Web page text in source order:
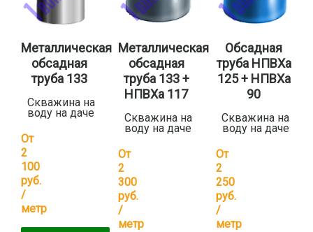
Металлическая
обсадная
труба 133
Скважина на
воду на даче
От
2
100
руб.
/
метр
Металлическая
обсадная
труба 133 +
НПВХа 117
Скважина на
воду на даче
От
2
300
руб.
/
метр
Обсадная
труба НПВХа
125 + НПВХа
90
Скважина на
воду на даче
От
2
250
руб.
/
метр